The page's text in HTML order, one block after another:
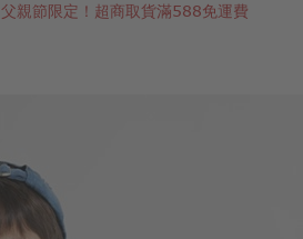
父親節限定！超商取貨滿588免運費